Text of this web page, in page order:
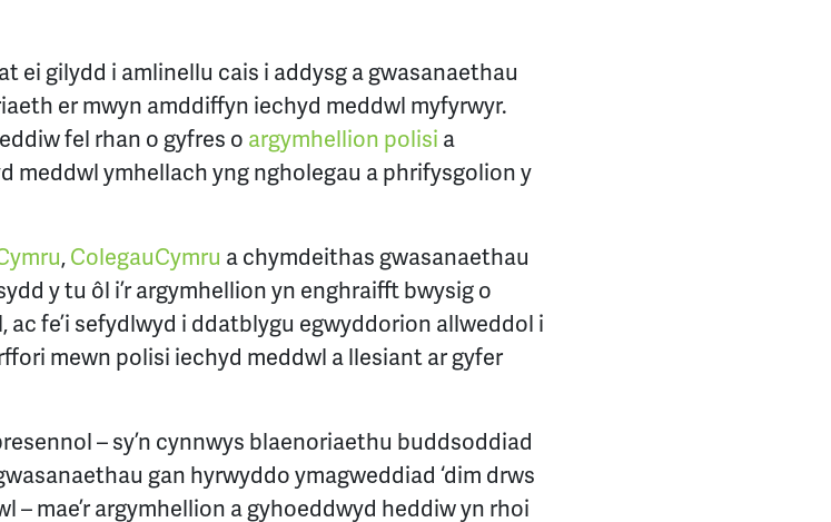
ei gilydd i amlinellu cais i addysg a gwasanaethau
er mwyn amddiffyn iechyd meddwl myfyrwyr.
fel rhan o gyfres o argymhellion polisi a
meddwl ymhellach yng ngholegau a phrifysgolion y
, ColegauCymru a chymdeithas gwasanaethau
y tu ôl i’r argymhellion yn enghraifft bwysig o
fe’i sefydlwyd i ddatblygu egwyddorion allweddol i
mewn polisi iechyd meddwl a llesiant ar gyfer
– sy’n cynnwys blaenoriaethu buddsoddiad
gan hyrwyddo ymagweddiad ‘dim drws
– mae’r argymhellion a gyhoeddwyd heddiw yn rhoi